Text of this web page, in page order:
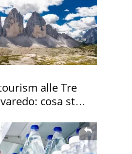
alle Tre
cosa sta